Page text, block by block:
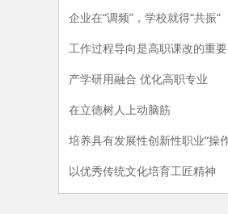
企业在“调频”，学校就得“共振”
产学研用融合 优化高职专业
在立德树人上动脑筋
以优秀传统文化培育工匠精神